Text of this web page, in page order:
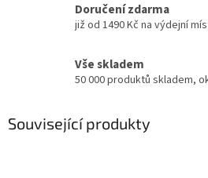
Doručení zdarma
již od 1490 Kč na výdejní
Vše skladem
50 000 produktů skladem,
Související produkty